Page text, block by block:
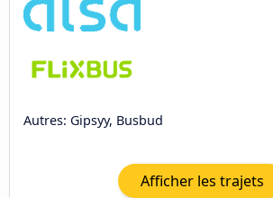
Autres: Gipsyy, Busbud
Afficher les trajets